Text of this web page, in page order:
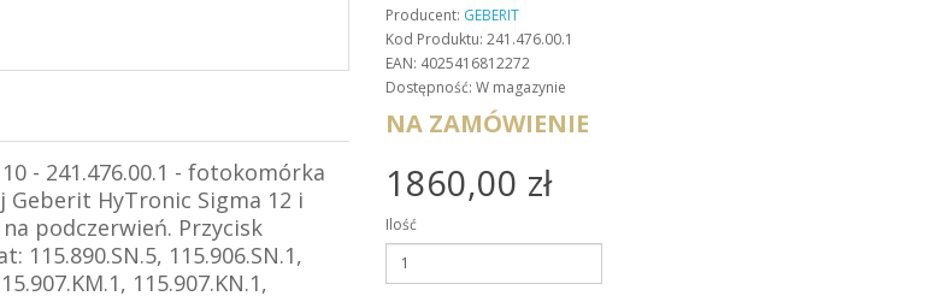
- 241.476.00.1 - fotokomórka
HyTronic Sigma 12 i
podczerwień. Przycisk
115.906.SN.1,
115.907.KN.1,
Producent: GEBERIT
Kod Produktu: 241.476.00.1
EAN: 4025416812272
Dostępność: W magazynie
NA ZAMÓWIENIE
1860,00 zł
Ilość